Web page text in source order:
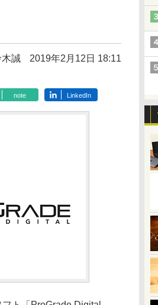
誠 2019年2月12日 18:11
note LinkedIn